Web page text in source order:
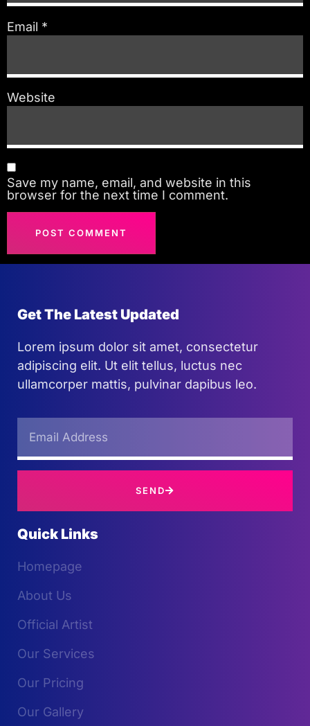
Email *
Website
Save my name, email, and website in this
browser for the next time I comment.
Get The Latest Updated
Lorem ipsum dolor sit amet, consectetur
adipiscing elit. Ut elit tellus, luctus nec
ullamcorper mattis, pulvinar dapibus leo.
SEND
Quick Links
Homepage
About Us
Official Artist
Our Services
Our Pricing
Our Gallery